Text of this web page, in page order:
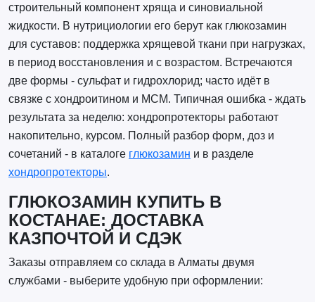
строительный компонент хряща и синовиальной
жидкости. В нутрициологии его берут как глюкозамин
для суставов: поддержка хрящевой ткани при нагрузках,
в период восстановления и с возрастом. Встречаются
две формы - сульфат и гидрохлорид; часто идёт в
связке с хондроитином и МСМ. Типичная ошибка - ждать
результата за неделю: хондропротекторы работают
накопительно, курсом. Полный разбор форм, доз и
сочетаний - в каталоге глюкозамин и в разделе
хондропротекторы.
ГЛЮКОЗАМИН КУПИТЬ В
КОСТАНАЕ: ДОСТАВКА
КАЗПОЧТОЙ И СДЭК
Заказы отправляем со склада в Алматы двумя
службами - выберите удобную при оформлении: